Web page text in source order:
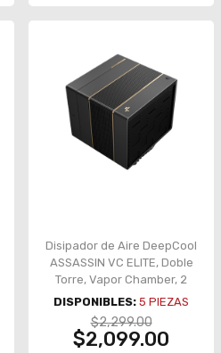
Disipador de Aire DeepCool
ASSASSIN VC ELITE, Doble
Torre, Vapor Chamber, 2
Ventiladores – ASSASSIN
VC ELITE
DISPONIBLES: 5 PIEZAS
$2,299.00
$2,099.00